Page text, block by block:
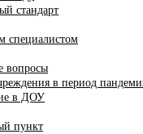
стандарт
специалистом
вопросы
в период
в ДОУ
пункт